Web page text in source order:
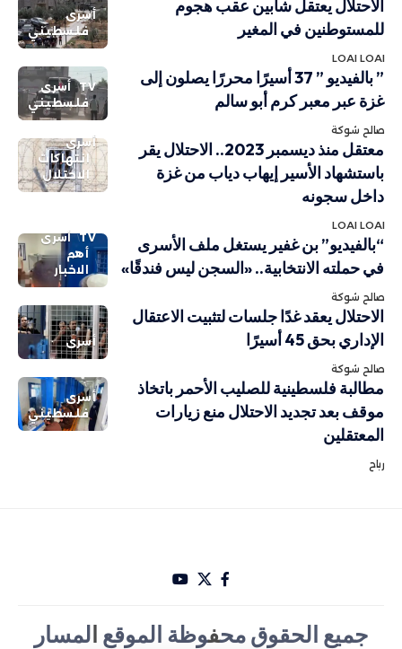
أسرى
فلسطيني
الاحتلال يعتقل شابين عقب هجوم
للمستوطنين في المغير
LOAI LOAI
TV
أسرى
فلسطيني
” بالفيديو ” 37 أسيرًا محررًا يصلون إلى
غزة عبر معبر كرم أبو سالم
صالح شوكة
أسرى
انتهاكات
الاحتلال
معتقل منذ ديسمبر 2023.. الاحتلال يقر
باستشهاد الأسير إيهاب دياب من غزة
داخل سجونه
LOAI LOAI
TV أسرى
أهم
الاخبار
“بالفيديو” بن غفير يستغل ملف الأسرى
في حملته الانتخابية.. «السجن ليس فندقًا»
صالح شوكة
أسرى
الاحتلال يعقد غدًا جلسات لتثبيت الاعتقال
الإداري بحق 45 أسيرًا
صالح شوكة
أسرى
فلسطيني
مطالبة فلسطينية للصليب الأحمر باتخاذ
موقف بعد تجديد الاحتلال منع زيارات
المعتقلين
رباح
جميع الحقوق محفوظة الموقع المسار